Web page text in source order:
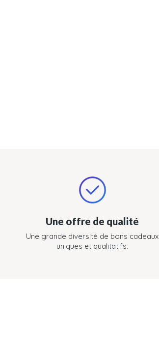
Une offre de qualité
Une grande diversité de bons cadeaux
uniques et qualitatifs.